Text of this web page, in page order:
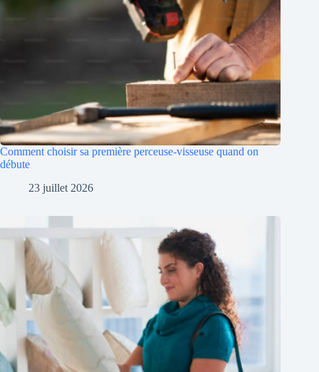
Comment choisir sa première perceuse-visseuse quand on
débute
23 juillet 2026